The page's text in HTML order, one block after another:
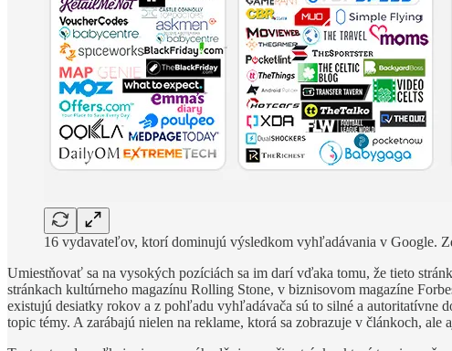
16 vydavateľov, ktorí dominujú výsledkom vyhľadávania v Google.
Umiestňovať sa na vysokých pozíciách sa im darí vďaka tomu, že tieto
stránkach kultúrneho magazínu Rolling Stone, v biznisovom magazíne
existujú desiatky rokov a z pohľadu vyhľadávača sú to silné a autoritatívne
topic témy. A zarábajú nielen na reklame, ktorá sa zobrazuje v článkoch,